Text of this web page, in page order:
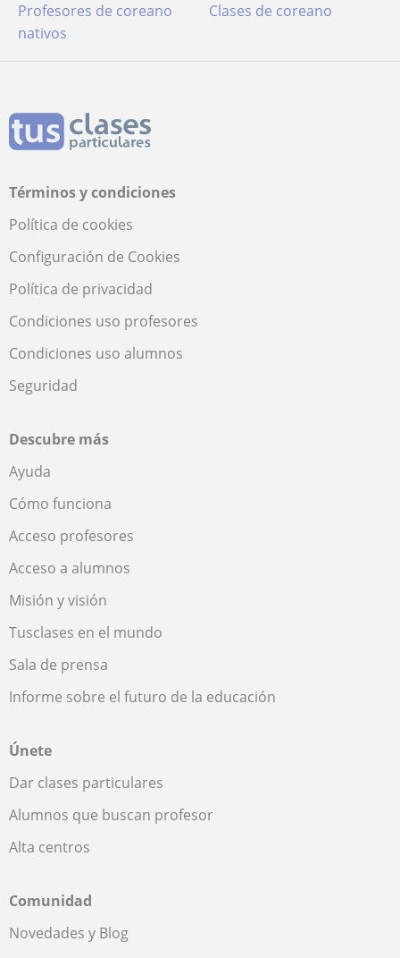
Profesores de coreano
nativos
Clases de coreano
Términos y condiciones
Política de cookies
Configuración de Cookies
Política de privacidad
Condiciones uso profesores
Condiciones uso alumnos
Seguridad
Descubre más
Ayuda
Cómo funciona
Acceso profesores
Acceso a alumnos
Misión y visión
Tusclases en el mundo
Sala de prensa
Informe sobre el futuro de la educación
Únete
Dar clases particulares
Alumnos que buscan profesor
Alta centros
Comunidad
Novedades y Blog